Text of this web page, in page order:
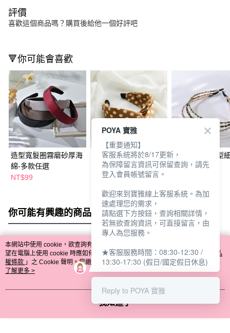
評價
喜歡這個商品嗎？購買後給他一個好評吧
🔻你可能會喜歡
造型寬髮圈霧磨砂厚海
綿-多款任選
NT$99
扭結造型寬髮圈-3款任
NT$149
波浪紋水晶造型
圈-多款任選
你可能有興趣的商品 全站排行
熱門標籤
本網站中使用 cookie，欲查詢有關本網站使用 cookie 方式之詳情，及若您不希
望在電腦上使用 cookie 時應如何變更電腦的 cookie 設定，請參閱本網站「
隱私
權條款 」之 Cookie 聲明。您繼續使用本網站即表示您同意本公司得按本網站使
用條款之 Cookie 聲明使用 cookie。
了解更多 >
我知道了
POYA 寶雅
【重要通知】
客服系統將於8/17更新，
為保障留言資訊可保留查詢，請先
登入會員帳號留言。
歡迎來到寶雅線上客服系統。為加
速處理您的需求，
請點選下方按鈕，查詢相關詳情，
若無欲查詢資訊，可直接留言，由
專人為您服務。
★客服服務時間：08:30-12:30 /
13:30-17:30 (假日/國定假日休息)
Reply to POYA 寶雅